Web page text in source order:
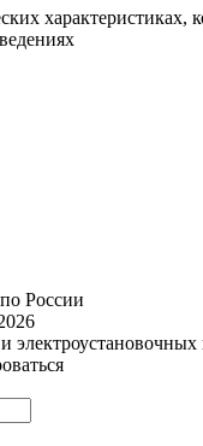
характеристиках,
России
электроустановочных